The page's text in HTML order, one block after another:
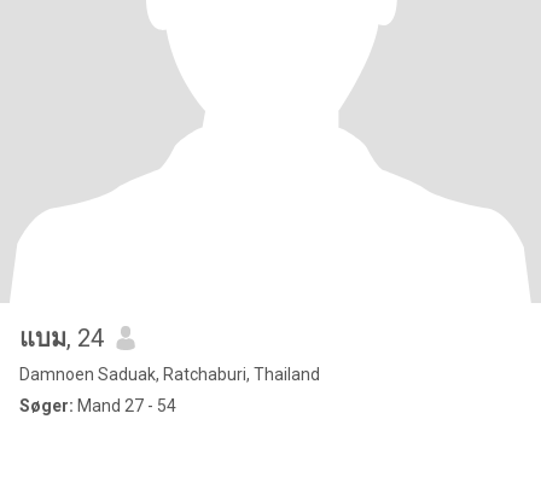
แบม, 24
Damnoen Saduak, Ratchaburi, Thailand
Søger: Mand 27 - 54